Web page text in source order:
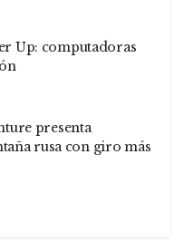
Up: computadoras
presenta
rusa con giro más